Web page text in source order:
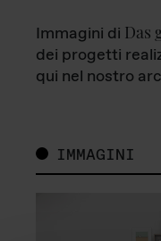
Immagini di Das
dei progetti
qui nel nostro
IMMAGINI